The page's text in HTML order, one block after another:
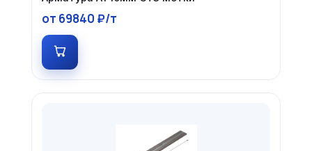
от 69840 ₽/т